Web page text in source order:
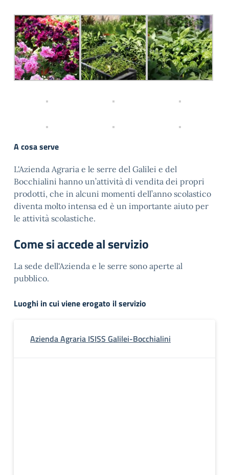
A cosa serve
L'Azienda Agraria e le serre del Galilei e del
Bocchialini hanno un’attività di vendita dei propri
prodotti, che in alcuni momenti dell’anno scolastico
diventa molto intensa ed è un importante aiuto per
le attività scolastiche.
Come si accede al servizio
La sede dell'Azienda e le serre sono aperte al
pubblico.
Luoghi in cui viene erogato il servizio
Azienda Agraria ISISS Galilei-Bocchialini